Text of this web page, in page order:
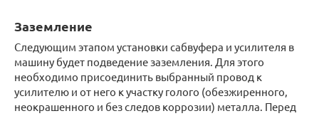
Заземление
Следующим этапом установки сабвуфера и усилителя в
машину будет подведение заземления. Для этого
необходимо присоединить выбранный провод к
усилителю и от него к участку голого (обезжиренного,
неокрашенного и без следов коррозии) металла. Перед